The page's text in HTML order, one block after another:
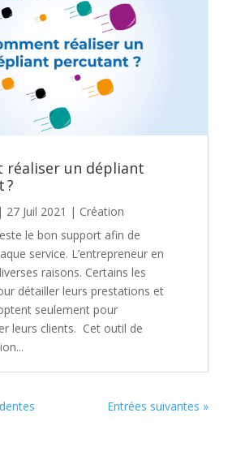
réaliser un dépliant
?
27 Juil 2021 | Création
le bon support afin de
service. L’entrepreneur en
raisons. Certains les
détailler leurs prestations et
seulement pour
leurs clients. Cet outil de
Entrées suivantes »